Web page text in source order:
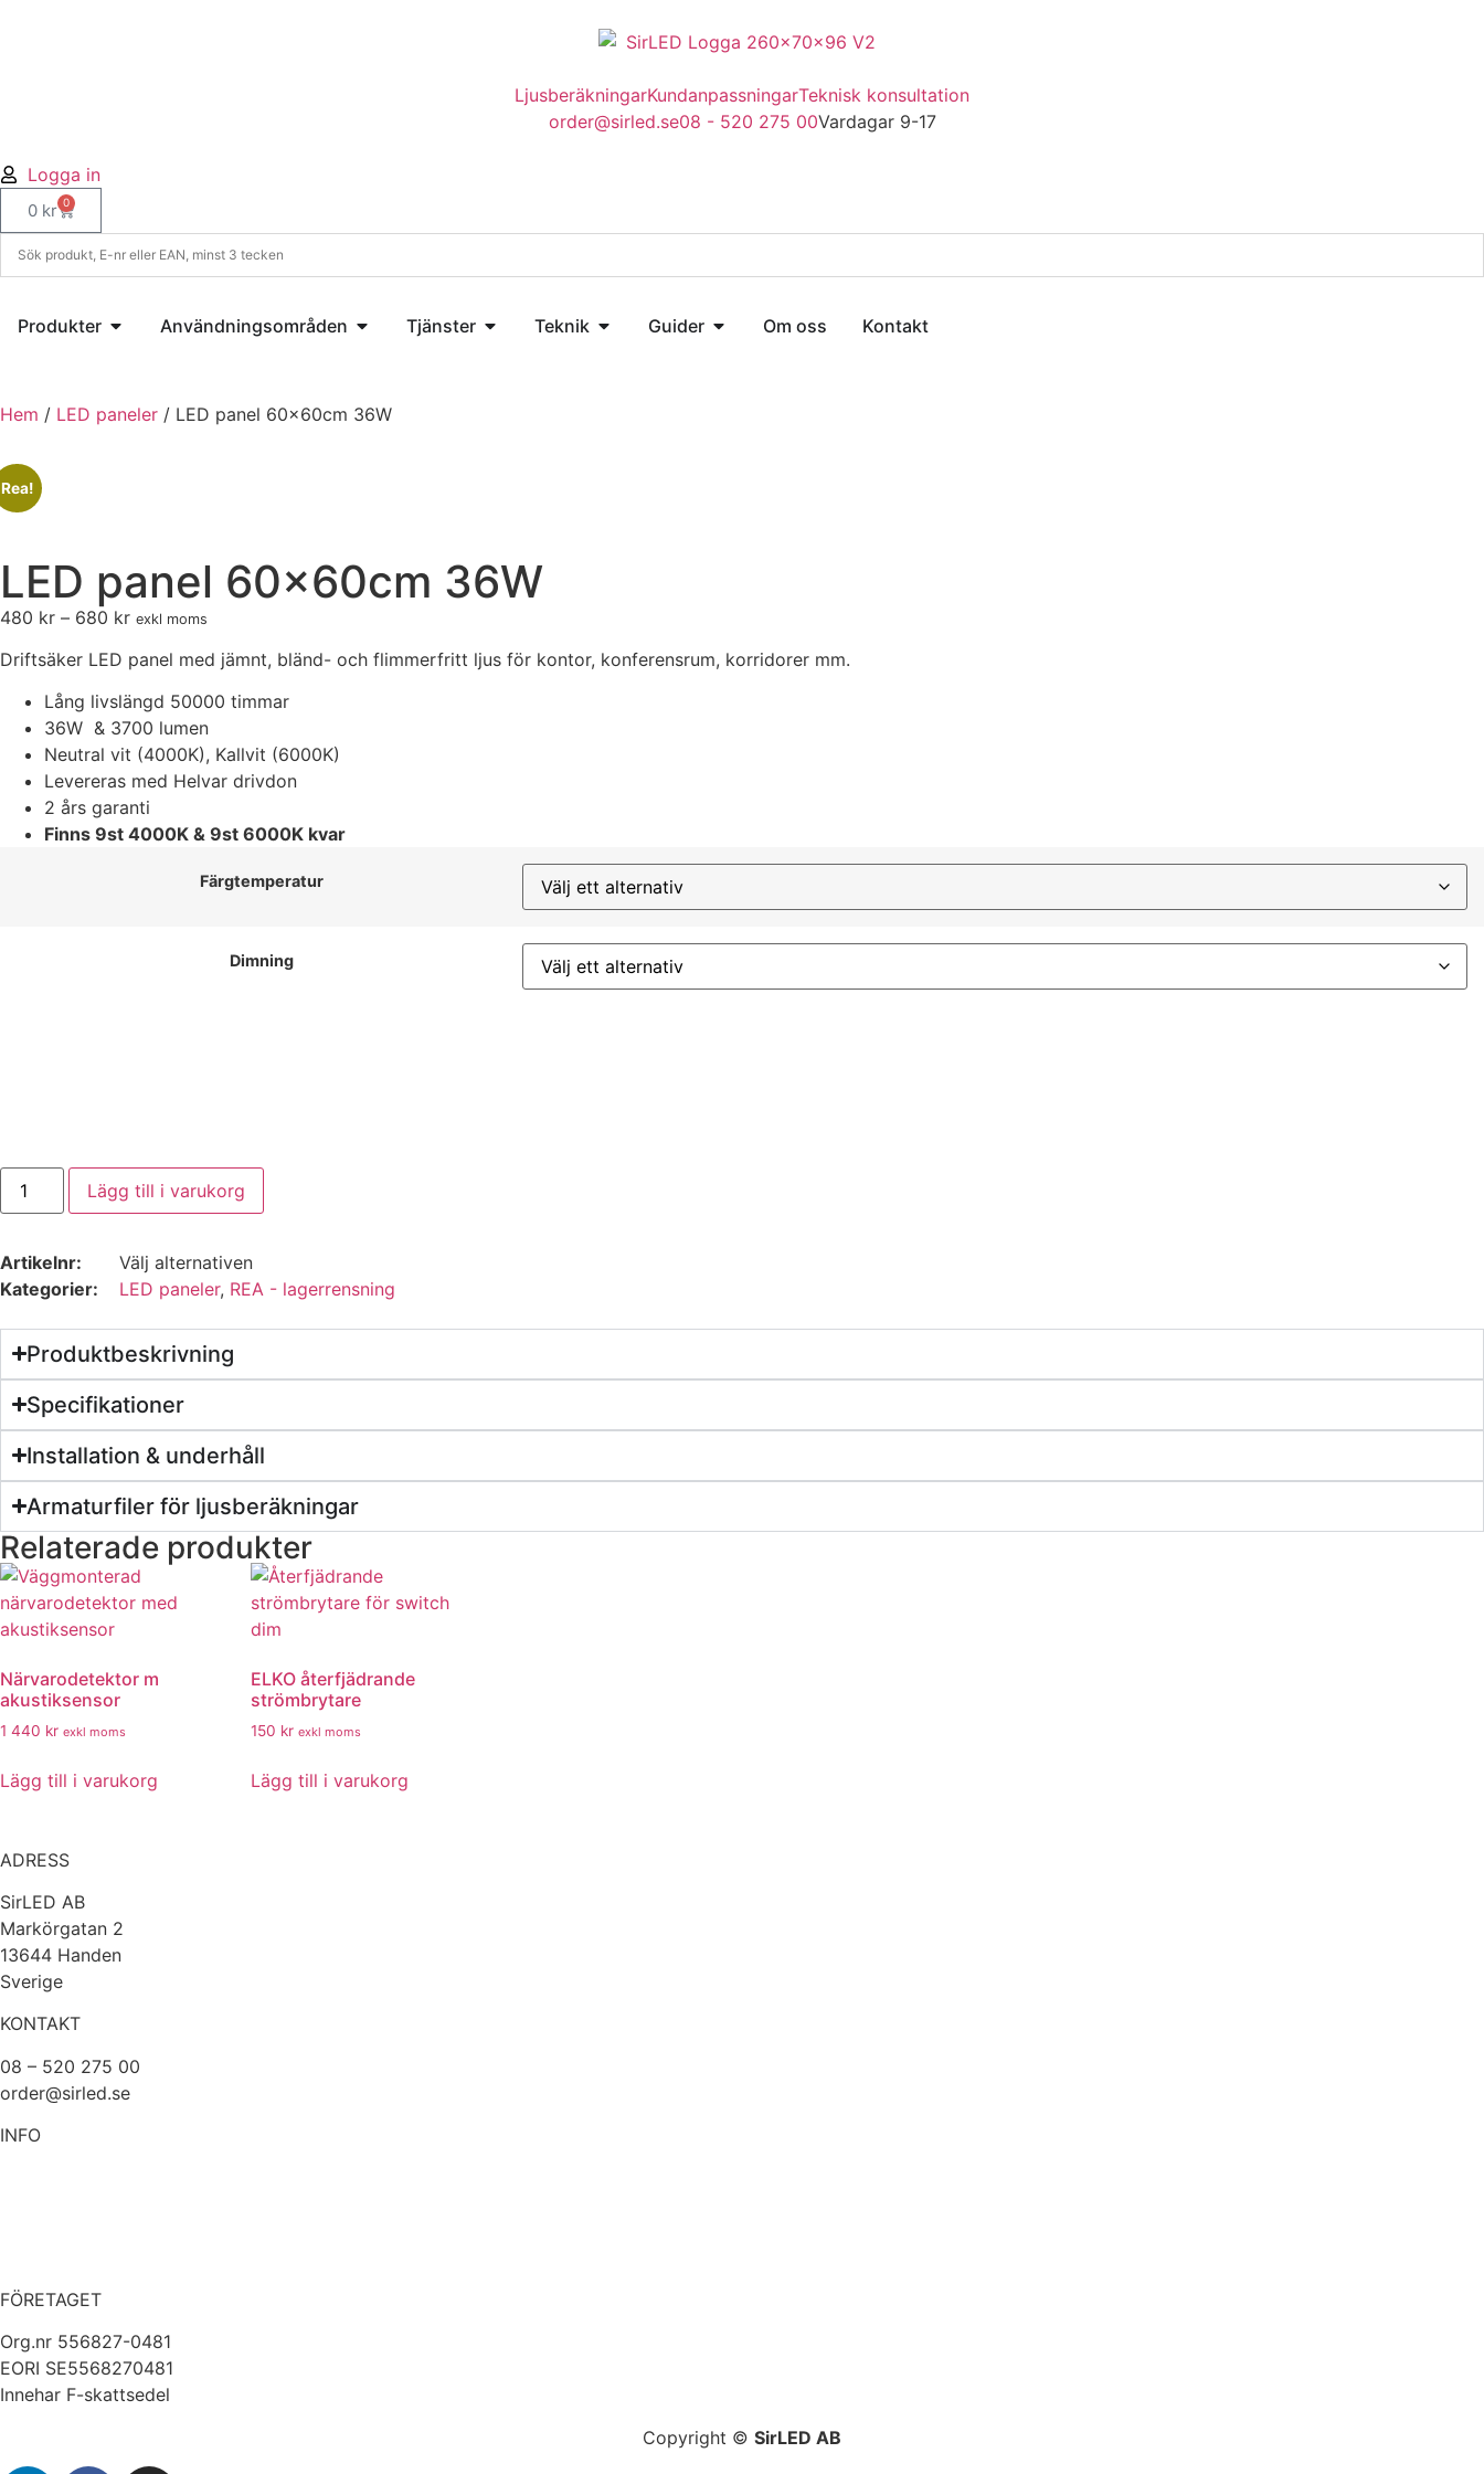
LjusberäkningarKundanpassningarTeknisk konsultation
order@sirled.se08 - 520 275 00Vardagar 9-17
Logga in
0 kr 0
Produkter Användningsområden Tjänster Teknik Guider Om oss Kontakt
Hem / LED paneler / LED panel 60x60cm 36W
Rea!
LED panel 60x60cm 36W
480 kr – 680 kr exkl moms
Driftsäker LED panel med jämnt, bländ- och flimmerfritt ljus för kontor, konferensrum, korridorer mm.
Lång livslängd 50000 timmar
36W & 3700 lumen
Neutral vit (4000K), Kallvit (6000K)
Levereras med Helvar drivdon
2 års garanti
Finns 9st 4000K & 9st 6000K kvar
Färgtemperatur
Dimning
Lägg till i varukorg
Artikelnr:
Välj alternativen
Kategorier:
LED paneler, REA - lagerrensning
Produktbeskrivning
Specifikationer
Installation & underhåll
Armaturfiler för ljusberäkningar
Relaterade produkter
Närvarodetektor m
akustiksensor
1 440 kr exkl moms
Lägg till i varukorg
ELKO återfjädrande
strömbrytare
150 kr exkl moms
Lägg till i varukorg
ADRESS
SirLED AB
Markörgatan 2
13644 Handen
Sverige
KONTAKT
08 – 520 275 00
order@sirled.se
INFO
FÖRETAGET
Org.nr 556827-0481
EORI SE5568270481
Innehar F-skattsedel
Copyright © SirLED AB